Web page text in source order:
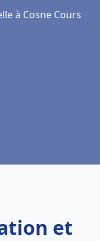
à Cosne Cours
et